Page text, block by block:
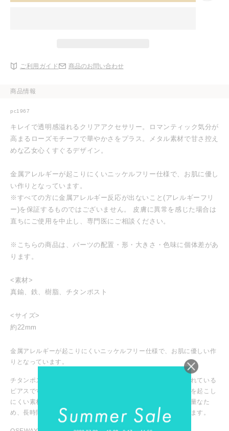
ご利用ガイド 商品のお問い合わせ
商品情報
pc1967
キレイで透明感溢れるクリアアクセサリー。ロマンティック気分が
高まるローズモチーフで華やかさをプラス。メタル素材で甘さ控え
めな乙女心くすぐるデザイン。
金属アレルギーが起こりにくいニッケルフリー仕様で、お肌に優し
い作りとなっています。
※すべての方に金属アレルギー反応が出ないこと(アレルギーフリ
ー)を保証するものではございません。 皮膚に異常を感じた場合は
直ちにご使用を中止し、専門医にご相談ください。
※こちらの商品は、パーツの配置・形・大きさ・色味に個体差があ
ります。
<素材>
真鍮、鉄、樹脂、チタンポスト
<サイズ>
約22mm
金属アレルギーが起こりにくいニッケルフリー仕様で、お肌に優しい作
りとなっています。
チタンポストとは、ピアスのポスト部分にチタン合金が使用されている
ピアスです。チタンは腐食や錆びに強く、金属アレルギー反応を起こし
にくい素材として知られています。また、他の金属に比べて軽量なた
め、長時間着用しても耳の負担になりにくいという特徴があります。